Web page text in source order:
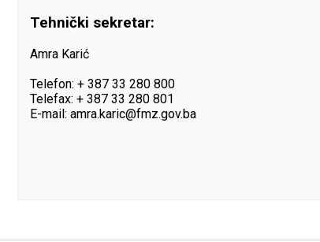
Tehnički sekretar:
Amra Karić
Telefon: + 387 33 280 800
Telefax: + 387 33 280 801
E-mail: amra.karic@fmz.gov.ba